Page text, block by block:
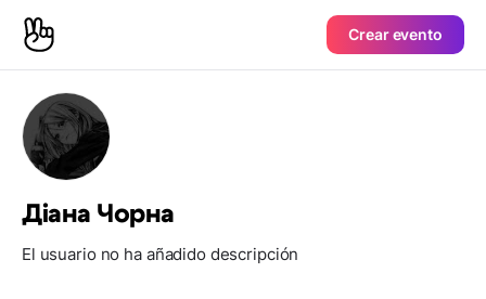
Crear evento
Дiана Чорна
El usuario no ha añadido descripción